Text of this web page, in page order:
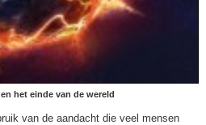
het einde van de wereld
van de aandacht die veel mensen